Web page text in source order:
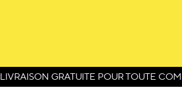
LIVRAISON GRATUITE POUR TOUTE